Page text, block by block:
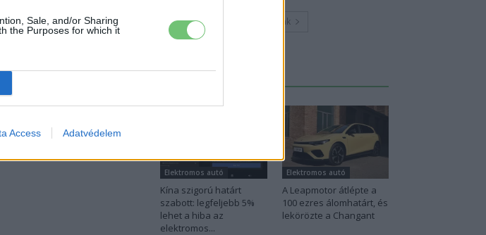
Sale, and/or Sharing
the Purposes for which it
Access Adatvédelem
Továbbiak
Elektromos autó
Kína szigorú határt
szabott: legfeljebb 5%
lehet a hiba az
elektromos...
Elektromos autó
A Leapmotor átlépte a
100 ezres álomhatárt, és
lekörözte a Changant